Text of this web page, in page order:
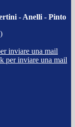
- Anelli - Pinto
inviare una mail
per inviare una mail